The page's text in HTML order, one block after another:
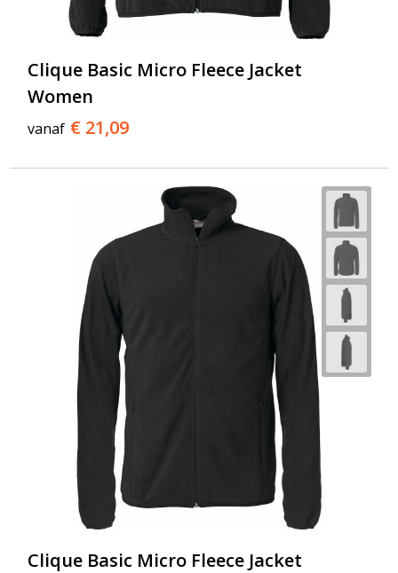
T-Shirts
Vesten
Werkkleding sets
Clique Basic Micro Fleece Jacket
Women
vanaf € 21,09
Clique Basic Micro Fleece Jacket